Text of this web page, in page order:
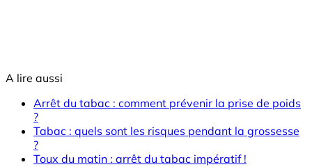
A lire aussi
Arrêt du tabac : comment prévenir la prise de poids
?
Tabac : quels sont les risques pendant la grossesse
?
Toux du matin : arrêt du tabac impératif !